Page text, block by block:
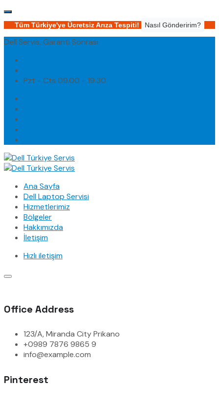
Tüm Türkiye'ye Ücretsiz Arıza Tespiti! Nasıl Gönderirim?
Dell Servis, Garanti Sonrası
Pzt - Cts 09.00 - 19.30
Ana Sayfa
Dell Laptop Servisi
Hizmetlerimiz
Bölgeler
Hakkımızda
İletişim
Hızlı iletişim
Office Address
123/A, Miranda City Prikano
+0989 7876 9865 9
info@example.com
Pinterest